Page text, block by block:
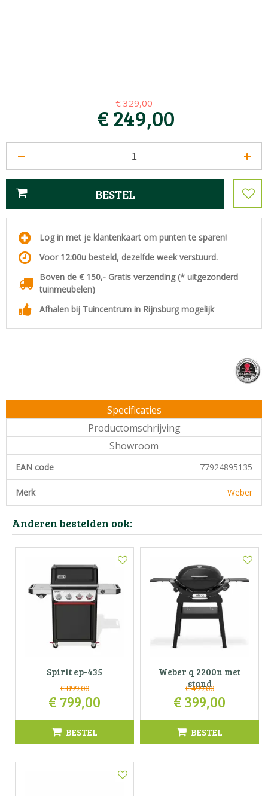
€ 329,00
€ 249,00
Log in met je klantenkaart om punten te sparen!
Voor 12:00u besteld, dezelfde week verstuurd.
Boven de € 150,- Gratis verzending (* uitgezonderd
tuinmeubelen)
Afhalen bij Tuincentrum in Rijnsburg mogelijk
Specificaties
Productomschrijving
Showroom
EAN code 77924895135
Merk Weber
Anderen bestelden ook:
Spirit ep-435
€899,00
€ 799,00
BESTEL
Weber q 2200n met
stand
€499,00
€399,00
BESTEL